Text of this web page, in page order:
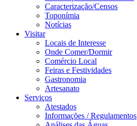
Caracterização/Censos
Toponímia
Notícias
Visitar
Locais de Interesse
Onde Comer/Dormir
Comércio Local
Feiras e Festividades
Gastronomia
Artesanato
Serviços
Atestados
Informações / Regulamentos